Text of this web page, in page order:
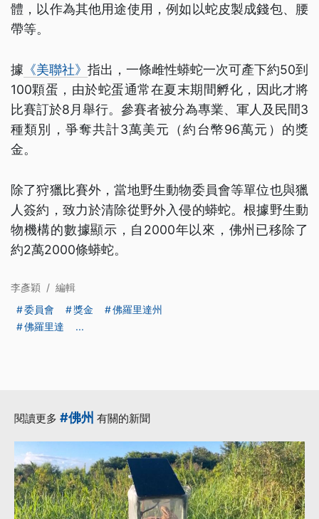
體，以作為其他用途使用，例如以蛇皮製成錢包、腰
帶等。
據 《美聯社》 指出，一條雌性蟒蛇一次可產下約50到
100顆蛋，由於蛇蛋通常在夏末期間孵化，因此才將
比賽訂於8月舉行。參賽者被分為專業、軍人及民間3
種類別，爭奪共計3萬美元（約台幣96萬元）的獎
金。
除了狩獵比賽外，當地野生動物委員會等單位也與獵
人簽約，致力於清除從野外入侵的蟒蛇。根據野生動
物機構的數據顯示，自2000年以來，佛州已移除了
約2萬2000條蟒蛇。
李彥穎 / 編輯
委員會
獎金
佛羅里達州
佛羅里達
...
閱讀更多 #佛州 有關的新聞